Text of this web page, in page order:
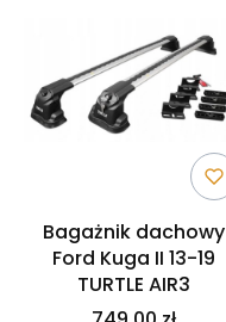
Bagażnik dachowy
Ford Kuga II 13-19
TURTLE AIR3